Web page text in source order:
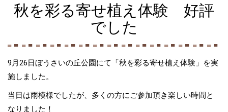
秋を彩る寄せ植え体験 好評
でした
9月26日ぼうさいの丘公園にて「秋を彩る寄せ植え体験」を実
施しました。
当日は雨模様でしたが、多くの方にご参加頂き楽しい時間と
なりました！